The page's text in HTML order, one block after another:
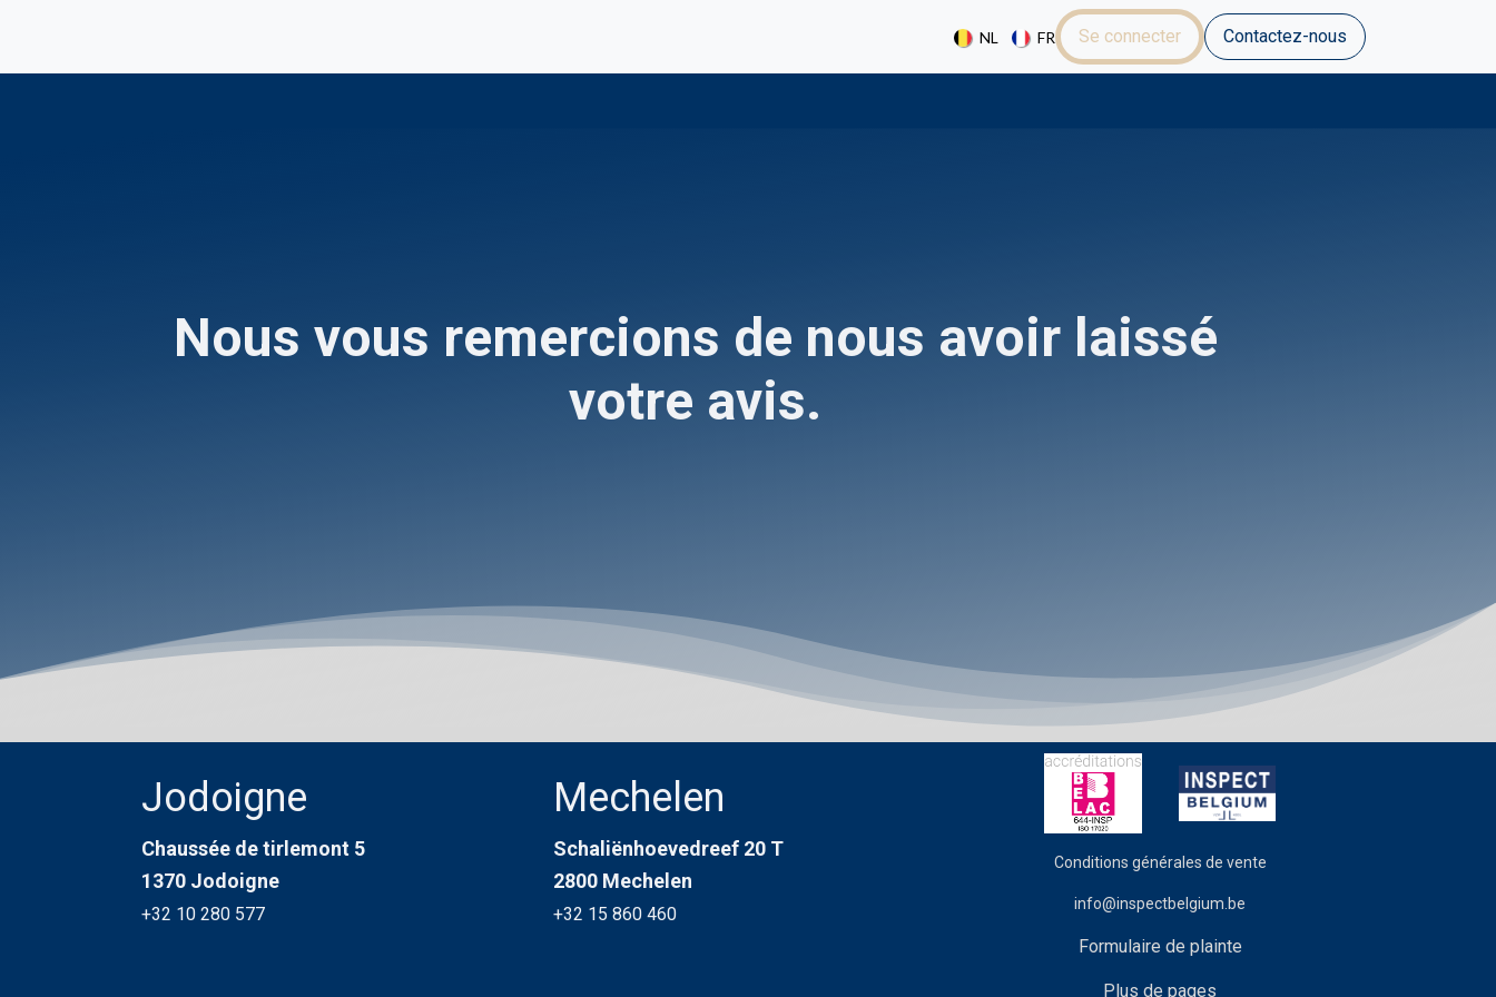
NL FR Se connecter Contactez-nous
Nous vous remercions de nous avoir laissé
votre avis.
Jodoigne
Chaussée de tirlemont 5
1370 Jodoigne
+32 10 280 577
Mechelen
Schaliënhoevedreef 20 T
2800 Mechelen
+32 15 860 460
Conditions générales de vente
info@inspectbelgium.be
Formulaire de plainte
Plus de pages